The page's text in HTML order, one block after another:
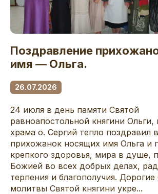
Поздравление
имя — Ольга.
26.07.2026
24 июля в день памяти Святой
равноапостольной княгини Ольги,
храма о. Сергий тепло поздравил
прихожанок носящих имя Ольга и
крепкого здоровья, мира в душе,
Божией во всех добрых делах,
терпения и благополучия. Дорогие
молитвы Святой княгини укре...